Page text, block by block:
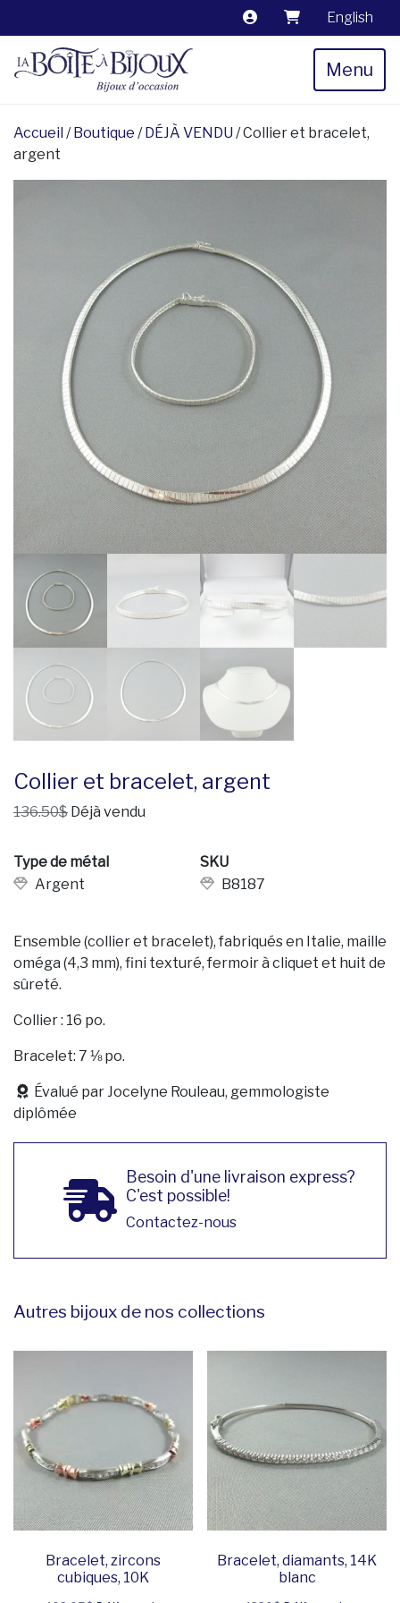
English
Menu
Accueil /Boutique /DÉJÀ VENDU / Collier et bracelet,
argent
Collier et bracelet, argent
136.50$ Déjà vendu
Type de métal
Argent
SKU
B8187
Ensemble (collier et bracelet), fabriqués en Italie, maille
oméga (4,3 mm), fini texturé, fermoir à cliquet et huit de
sûreté.
Collier : 16 po.
Bracelet: 7 ⅛ po.
Évalué par Jocelyne Rouleau, gemmologiste
diplômée
Besoin d'une livraison express?
C'est possible!
Contactez-nous
Autres bijoux de nos collections
Bracelet, zircons
cubiques, 10K
Bracelet, diamants, 14K
blanc